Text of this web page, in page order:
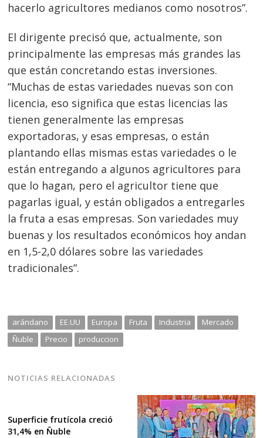
hacerlo agricultores medianos como nosotros”.
El dirigente precisó que, actualmente, son
principalmente las empresas más grandes las
que están concretando estas inversiones.
“Muchas de estas variedades nuevas son con
licencia, eso significa que estas licencias las
tienen generalmente las empresas
exportadoras, y esas empresas, o están
plantando ellas mismas estas variedades o le
están entregando a algunos agricultores para
que lo hagan, pero el agricultor tiene que
pagarlas igual, y están obligados a entregarles
la fruta a esas empresas. Son variedades muy
buenas y los resultados económicos hoy andan
en 1,5-2,0 dólares sobre las variedades
tradicionales”.
arándano EE.UU Europa Fruta Industria
Mercado
Ñuble
Precio produccion
NOTICIAS RELACIONADAS
Superficie frutícola creció
31,4% en Ñuble